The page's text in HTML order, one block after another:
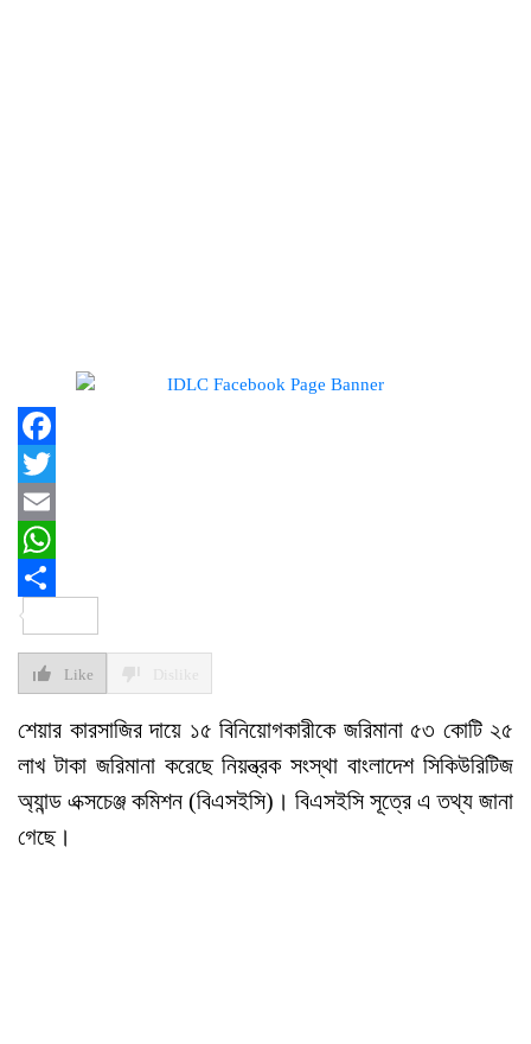
Facebook
Twitter
Email
WhatsApp
Like
শেয়ার কারসাজির দায়ে ১৫ বিনিয়োগকারীকে জরিমানা ৫৩ কোটি ২৫
লাখ টাকা জরিমানা করেছে নিয়ন্ত্রক সংস্থা বাংলাদেশ সিকিউরিটিজ
অ্যান্ড এক্সচেঞ্জ কমিশন (বিএসইসি)। বিএসইসি সূত্রে এ তথ্য জানা
গেছে।